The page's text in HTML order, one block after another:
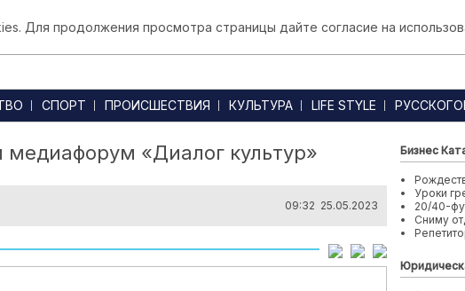
СПОРТ ПРОИСШЕСТВИЯ КУЛЬТУРА LIFE STYLE
«Диалог культур»
09:32 25.05.2023
Бизнес
Уроки
20/40-
Сниму
Для продолжения просмотра страницы дайте согласие на